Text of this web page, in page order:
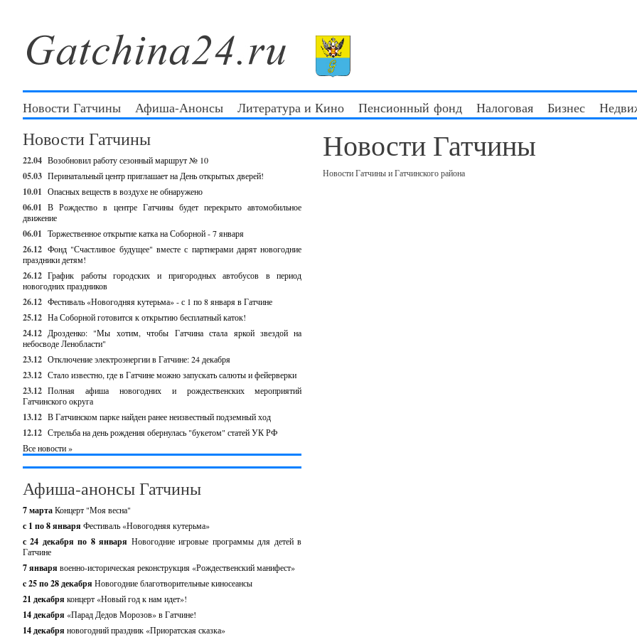
Новости Гатчины Афиша-Анонсы Литература и Кино Пенсионный фонд Налоговая Бизнес
Новости Гатчины
22.04 Возобновил работу сезонный маршрут № 10
05.03 Перинатальный центр приглашает на День открытых дверей!
10.01 Опасных веществ в воздухе не обнаружено
06.01 В Рождество в центре Гатчины будет перекрыто автомобильное
движение
06.01 Торжественное открытие катка на Соборной - 7 января
26.12 Фонд "Счастливое будущее" вместе с партнерами дарят новогодние
праздники детям!
26.12 График работы городских и пригородных автобусов в период
новогодних праздников
26.12 Фестиваль «Новогодняя кутерьма» - с 1 по 8 января в Гатчине
25.12 На Соборной готовится к открытию бесплатный каток!
24.12 Дрозденко: "Мы хотим, чтобы Гатчина стала яркой звездой на
небосводе Ленобласти"
23.12 Отключение электроэнергии в Гатчине: 24 декабря
23.12 Стало известно, где в Гатчине можно запускать салюты и фейерверки
23.12 Полная афиша новогодних и рождественских мероприятий
Гатчинского округа
13.12 В Гатчинском парке найден ранее неизвестный подземный ход
12.12 Стрельба на день рождения обернулась "букетом" статей УК РФ
Все новости »
Афиша-анонсы Гатчины
7 мартаКонцерт "Моя весна"
с 1 по 8 января Фестиваль «Новогодняя кутерьма»
с 24 декабря по 8 января Новогодние игровые программы для детей в
Гатчине
7 января военно-историческая реконструкция «Рождественский манифест»
c 25 по 28 декабря Новогодние благотворительные киносеансы
21 декабря концерт «Новый год к нам идет»!
14 декабря «Парад Дедов Морозов» в Гатчине!
14 декабря новогодний праздник «Приоратская сказка»
Новости Гатчины
Новости Гатчины и Гатчинского района